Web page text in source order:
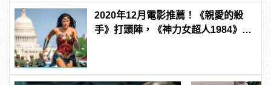
2020年12月電影推薦！《親愛的殺
手》打頭陣，《神力女超人1984》備